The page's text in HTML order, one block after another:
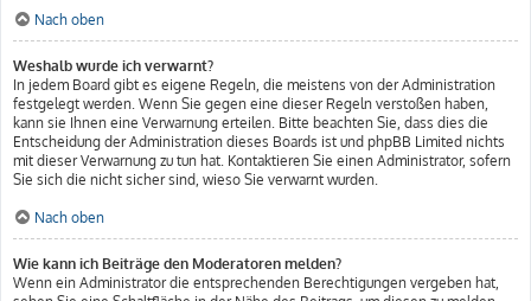
Nach oben
Weshalb wurde ich verwarnt?
In jedem Board gibt es eigene Regeln, die meistens von der Administration
festgelegt werden. Wenn Sie gegen eine dieser Regeln verstoßen haben,
kann sie Ihnen eine Verwarnung erteilen. Bitte beachten Sie, dass dies die
Entscheidung der Administration dieses Boards ist und phpBB Limited nichts
mit dieser Verwarnung zu tun hat. Kontaktieren Sie einen Administrator, sofern
Sie sich die nicht sicher sind, wieso Sie verwarnt wurden.
Nach oben
Wie kann ich Beiträge den Moderatoren melden?
Wenn ein Administrator die entsprechenden Berechtigungen vergeben hat,